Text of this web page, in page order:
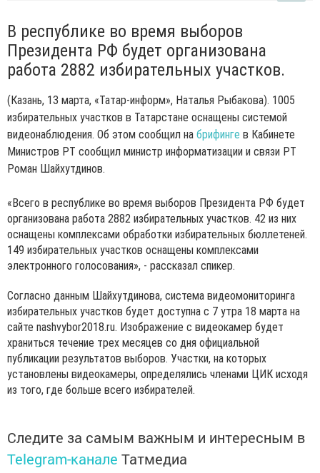
В республике во время выборов
Президента РФ будет организована
работа 2882 избирательных участков.
(Казань, 13 марта, «Татар-информ», Наталья Рыбакова). 1005
избирательных участков в Татарстане оснащены системой
видеонаблюдения. Об этом сообщил на брифинге в Кабинете
Министров РТ сообщил министр информатизации и связи РТ
Роман Шайхутдинов.
«Всего в республике во время выборов Президента РФ будет
организована работа 2882 избирательных участков. 42 из них
оснащены комплексами обработки избирательных бюллетеней.
149 избирательных участков оснащены комплексами
электронного голосования», - рассказал спикер.
Согласно данным Шайхутдинова, система видеомониторинга
избирательных участков будет доступна с 7 утра 18 марта на
сайте nashvybor2018.ru. Изображение с видеокамер будет
храниться течение трех месяцев со дня официальной
публикации результатов выборов. Участки, на которых
установлены видеокамеры, определялись членами ЦИК исходя
из того, где больше всего избирателей.
Следите за самым важным и интересным в
Telegram-канале Татмедиа